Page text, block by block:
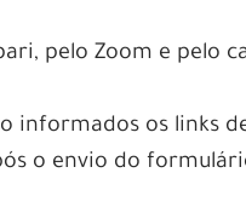
pelo Zoom e pelo
informados os links
o envio do